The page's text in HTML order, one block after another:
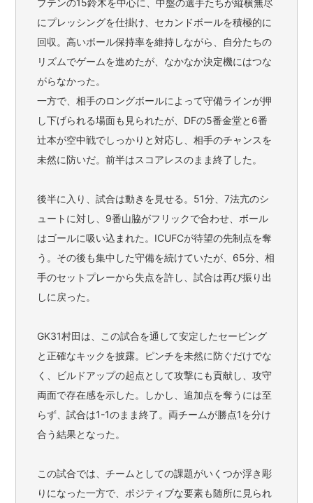
プテンの15鈴木を中心に、中盤の選手たちが縦横無尽
にプレッシングを仕掛け、セカンドボールを積極的に
回収。高いボール保持率を維持しながら、自分たちの
リズムでゲームを進めたが、なかなか決定機にはつな
がらなかった。
一方で、相手のロングボールによって守備ラインが押
し下げられる場面も見られたが、DFの5番金堂と6番
辻本が空中戦でしっかりと対応し、相手のチャンスを
未然に防いだ。前半はスコアレスのまま終了した。
後半に入り、試合は動きを見せる。51分、7法亢のシ
ュートに対し、9番山脇がフリックで合わせ、ボール
はゴールに吸い込まれた。ICUFCが待望の先制点を奪
う。その後も集中した守備を続けていたが、65分、相
手のセットプレーから失点を許し、試合は再び振り出
しに戻った。
GK31村田は、この試合を通して安定したセービング
と正確なキックを披露。ピンチを未然に防ぐだけでな
く、ビルドアップの起点として攻撃にも貢献し、攻守
両面で存在感を示した。しかし、追加点を奪うには至
らず、試合は1-1のまま終了。両チームが勝点1を分け
合う結果となった。
この試合では、チームとしての課題がいくつか浮き彫
りになった一方で、ポジティブな要素も随所に見られ